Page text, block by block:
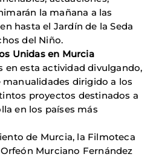
la mañana a las
hasta el Jardín de la Seda
del Niño.
Unidas en Murcia
en esta actividad divulgando,
manualidades dirigido a los
proyectos destinados a
en los países más
de Murcia, la Filmoteca
Murciano Fernández